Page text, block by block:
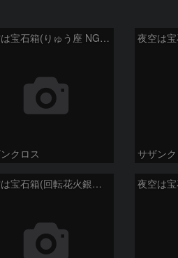
夜空は宝石箱(りゅう座 NGC6503) Seestar50
クロス サザン
夜空は宝石箱(回転花火銀河 M101) Seestar50